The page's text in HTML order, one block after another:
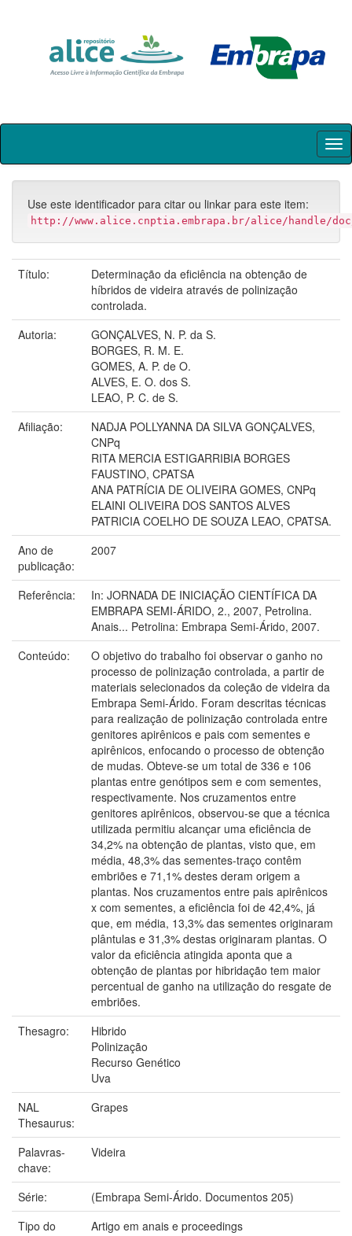
Skip
Use este identificador para citar ou linkar para este item:
http://www.alice.cnptia.embrapa.br/alice/handle/
Título:
Determinação da eficiência na obtenção de
híbridos de videira através de polinização
controlada.
Autoria:
GONÇALVES, N. P. da S.
BORGES, R. M. E.
GOMES, A. P. de O.
ALVES, E. O. dos S.
LEAO, P. C. de S.
Afiliação:
NADJA POLLYANNA DA SILVA GONÇALVES,
CNPq
RITA MERCIA ESTIGARRIBIA BORGES
FAUSTINO, CPATSA
ANA PATRÍCIA DE OLIVEIRA GOMES, CNPq
ELAINI OLIVEIRA DOS SANTOS ALVES
PATRICIA COELHO DE SOUZA LEAO, CPATSA.
Ano de
publicação:
2007
Referência:
In: JORNADA DE INICIAÇÃO CIENTÍFICA DA
EMBRAPA SEMI-ÁRIDO, 2., 2007, Petrolina.
Anais... Petrolina: Embrapa Semi-Árido, 2007.
Conteúdo:
O objetivo do trabalho foi observar o ganho no
processo de polinização controlada, a partir de
materiais selecionados da coleção de videira da
Embrapa Semi-Árido. Foram descritas técnicas
para realização de polinização controlada entre
genitores apirênicos e pais com sementes e
apirênicos, enfocando o processo de obtenção
de mudas. Obteve-se um total de 336 e 106
plantas entre genótipos sem e com sementes,
respectivamente. Nos cruzamentos entre
genitores apirênicos, observou-se que a técnica
utilizada permitiu alcançar uma eficiência de
34,2% na obtenção de plantas, visto que, em
média, 48,3% das sementes-traço contêm
embriões e 71,1% destes deram origem a
plantas. Nos cruzamentos entre pais apirênicos
x com sementes, a eficiência foi de 42,4%, já
que, em média, 13,3% das sementes originaram
plântulas e 31,3% destas originaram plantas. O
valor da eficiência atingida aponta que a
obtenção de plantas por hibridação tem maior
percentual de ganho na utilização do resgate de
embriões.
Thesagro:
Hibrido
Polinização
Recurso Genético
Uva
NAL
Thesaurus:
Grapes
Palavras-
chave:
Videira
Série:
(Embrapa Semi-Árido. Documentos 205)
Tipo do
Artigo em anais e proceedings